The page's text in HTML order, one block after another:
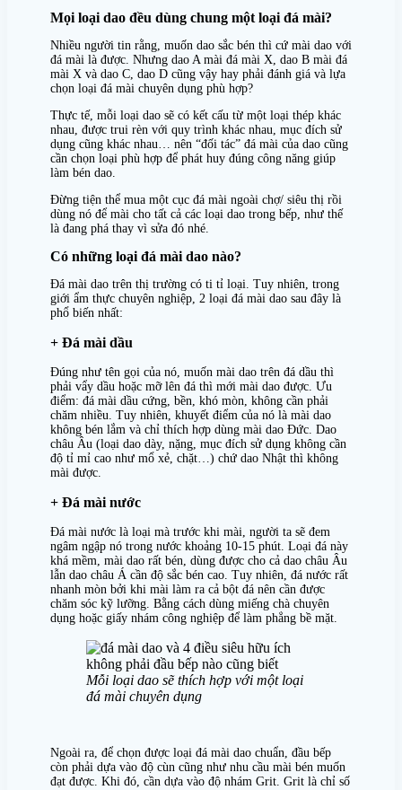
Mọi loại dao đều dùng chung một loại đá mài?
Nhiều người tin rằng, muốn dao sắc bén thì cứ mài dao với
đá mài là được. Nhưng dao A mài đá mài X, dao B mài đá
mài X và dao C, dao D cũng vậy hay phải đánh giá và lựa
chọn loại đá mài chuyên dụng phù hợp?
Thực tế, mỗi loại dao sẽ có kết cấu từ một loại thép khác
nhau, được trui rèn với quy trình khác nhau, mục đích sử
dụng cũng khác nhau… nên “đối tác” đá mài của dao cũng
cần chọn loại phù hợp để phát huy đúng công năng giúp
làm bén dao.
Đừng tiện thể mua một cục đá mài ngoài chợ/ siêu thị rồi
dùng nó để mài cho tất cả các loại dao trong bếp, như thế
là đang phá thay vì sửa đó nhé.
Có những loại đá mài dao nào?
Đá mài dao trên thị trường có ti tỉ loại. Tuy nhiên, trong
giới ẩm thực chuyên nghiệp, 2 loại đá mài dao sau đây là
phổ biến nhất:
+ Đá mài dầu
Đúng như tên gọi của nó, muốn mài dao trên đá dầu thì
phải vẩy dầu hoặc mỡ lên đá thì mới mài dao được. Ưu
điểm: đá mài dầu cứng, bền, khó mòn, không cần phải
chăm nhiều. Tuy nhiên, khuyết điểm của nó là mài dao
không bén lắm và chỉ thích hợp dùng mài dao Đức. Dao
châu Âu (loại dao dày, nặng, mục đích sử dụng không cần
độ tỉ mỉ cao như mổ xẻ, chặt…) chứ dao Nhật thì không
mài được.
+ Đá mài nước
Đá mài nước là loại mà trước khi mài, người ta sẽ đem
ngâm ngập nó trong nước khoảng 10-15 phút. Loại đá này
khá mềm, mài dao rất bén, dùng được cho cả dao châu Âu
lẫn dao châu Á cần độ sắc bén cao. Tuy nhiên, đá nước rất
nhanh mòn bởi khi mài làm ra cả bột đá nên cần được
chăm sóc kỹ lưỡng. Bằng cách dùng miếng chà chuyên
dụng hoặc giấy nhám công nghiệp để làm phẳng bề mặt.
Mỗi loại dao sẽ thích hợp với một loại
đá mài chuyên dụng
Ngoài ra, để chọn được loại đá mài dao chuẩn, đầu bếp
còn phải dựa vào độ cùn cũng như nhu cầu mài bén muốn
đạt được. Khi đó, cần dựa vào độ nhám Grit. Grit là chỉ số